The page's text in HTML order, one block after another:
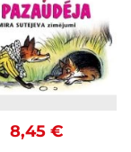
8,45 €